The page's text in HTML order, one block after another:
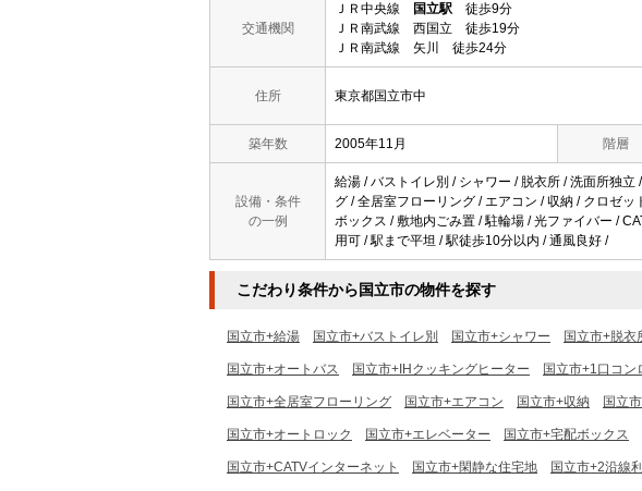
交通機関
ＪＲ中央線 国立駅 徒歩9分
ＪＲ南武線 西国立 徒歩19分
ＪＲ南武線 矢川 徒歩24分
住所 東京都国立市中
築年数 2005年11月 階層
設備・条件
の一例
給湯 / バストイレ別 / シャワー / 脱衣所 / 洗面所独
グ / 全居室フローリング / エアコン / 収納 / クロゼ
ボックス / 敷地内ごみ置 / 駐輪場 / 光ファイバー /
用可 / 駅まで平坦 / 駅徒歩10分以内 / 通風良好 /
こだわり条件から国立市の物件を探す
国立市+給湯 国立市+バストイレ別 国立市+シャワー 国立市+脱衣
国立市+オートバス 国立市+IHクッキングヒーター 国立市+1口コン
国立市+全居室フローリング 国立市+エアコン 国立市+収納 国立
国立市+オートロック 国立市+エレベーター 国立市+宅配ボックス
国立市+CATVインターネット 国立市+閑静な住宅地 国立市+2沿線